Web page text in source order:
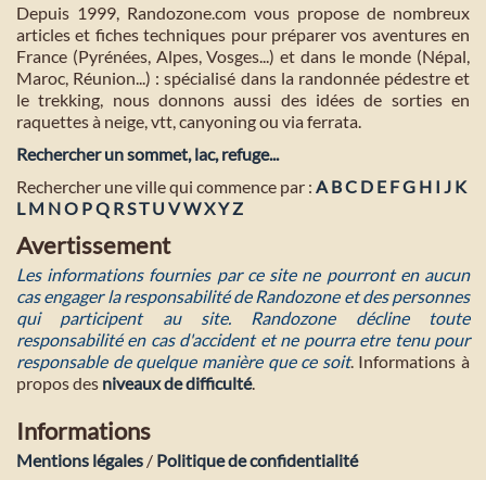
Depuis 1999, Randozone.com vous propose de nombreux
articles et fiches techniques pour préparer vos aventures en
France (Pyrénées, Alpes, Vosges...) et dans le monde (Népal,
Maroc, Réunion...) : spécialisé dans la randonnée pédestre et
le trekking, nous donnons aussi des idées de sorties en
raquettes à neige, vtt, canyoning ou via ferrata.
Rechercher un sommet, lac, refuge...
Rechercher une ville qui commence par : A BC D E FG H I J K
L M NO PQ RST U VWXYZ
Avertissement
Les informations fournies par ce site ne pourront en aucun
cas engager la responsabilité de Randozone et des personnes
qui participent au site. Randozone décline toute
responsabilité en cas d'accident et ne pourra etre tenu pour
responsable de quelque manière que ce soit. Informations à
propos des niveaux de difficulté.
Informations
Mentions légales / Politique de confidentialité